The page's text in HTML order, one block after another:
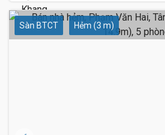
Sàn BTCT Hẻm (3 m)